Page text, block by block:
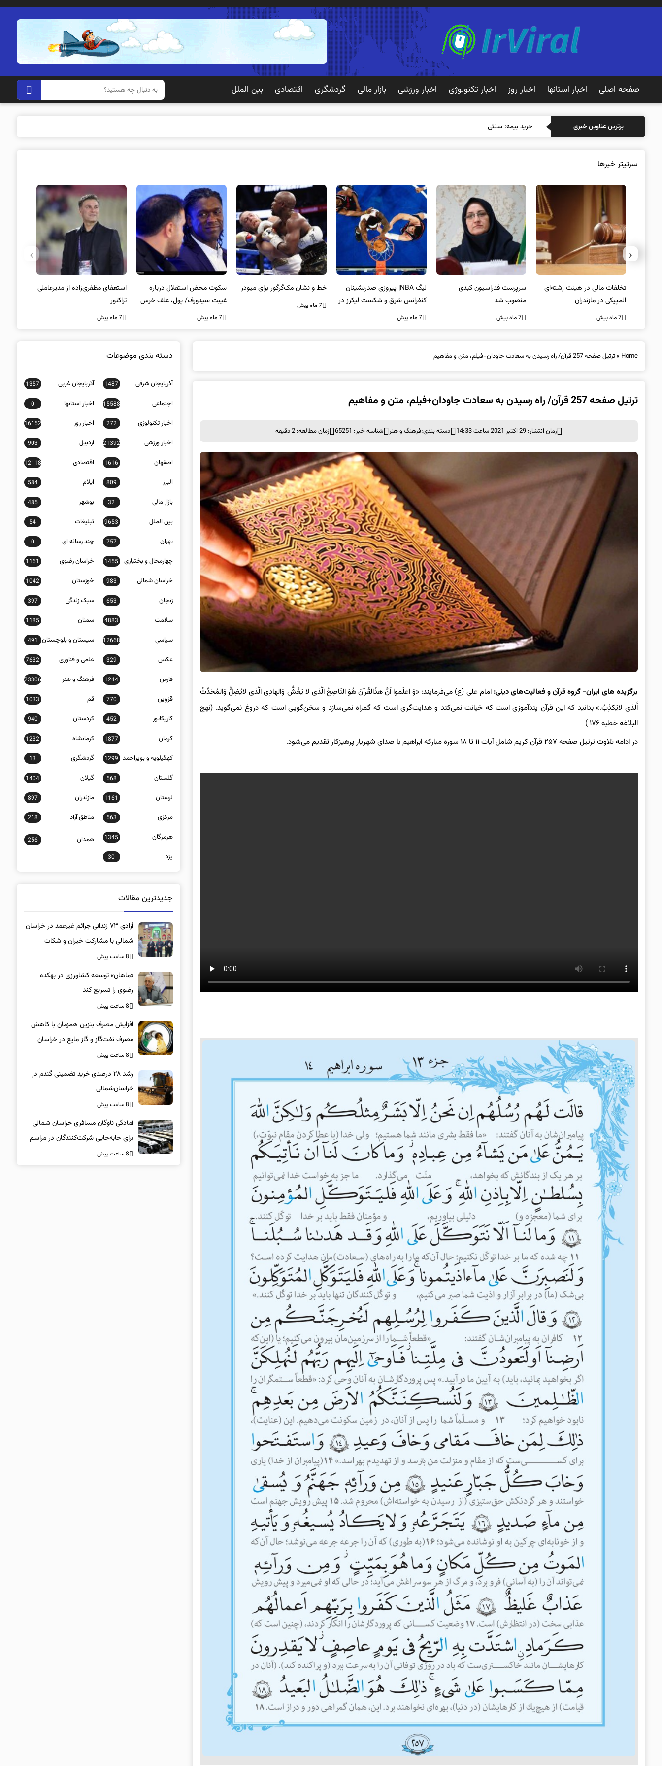
صفحه اصلی اخبار استانها اخبار روز اخبار تکنولوژی اخبار ورزشی بازار مالی گردشگری اقتصادی بین الملل
برترین عناوین خبری خرید بیمه: سنتی یا آنلاین؟ کدامیک تجربه بهتری بر
سرتیتر خبرها
تخلفات مالی در هیئت رشته‌ای
المپیکی در مازندران
7 ماه پیش
سرپرست فدراسیون کبدی
منصوب شد
7 ماه پیش
لیگ NBA| پیروزی صدرنشینان
کنفرانس شرق و شکست لیکرز در
غیاب جیمز
7 ماه پیش
خط و نشان مک‌گرگور برای میودر
7 ماه پیش
سکوت محض استقلال درباره
غیبت سیدورف/ پول، علف خرس
است؟
7 ماه پیش
استعفای مظفری‌زاده از مدیرعاملی
تراکتور
7 ماه پیش
‹
›
Home
»ترتیل صفحه 257 قرآن/ راه رسیدن به سعادت جاودان+فیلم، متن و مفاهیم
ترتیل صفحه 257 قرآن/ راه رسیدن به سعادت جاودان+فیلم، متن و مفاهیم
زمان انتشار: 29 اکتبر 2021 ساعت 14:33 دسته بندی:فرهنگ و هنر شناسه خبر: 65251 زمان مطالعه: 2 دقیقه
برگزیده های ایران- گروه قرآن و فعالیت‌های دینی: امام علی (ع) می‌فرمایند: «وَ اعلَموا اَنَّ هذَالقُرآنَ هُوَ النّاصِحُ الَّذی لا یَغُشُّ وَالهادِی الَّذی لایُضِلُّ وَالمُحَدِّثُ
اَّلذی لایَکذِبُ.» بدانید که این قرآن پندآموزی است که خیانت نمی‌کند و هدایت‌گری است که گمراه نمی‌سازد و سخن‌گویی است که دروغ نمی‌گوید. (نهج
البلاغه خطبه ۱۷۶ )
در ادامه تلاوت ترتیل صفحه ۲۵۷ قرآن کریم شامل آیات ۱۱ تا ۱۸ سوره مبارکه ابراهیم با صدای شهریار پرهیزکار تقدیم می‌شود.
دسته بندی موضوعات
آذربایجان شرقی 1487 آذربایجان غربی 1357
اجتماعی 15588 اخبار استانها 0
اخبار تکنولوژی 272 اخبار روز 16152
اخبار ورزشی 21392 اردبیل 903
اصفهان 1616 اقتصادی 12118
البرز 809 ایلام 584
بازار مالی 32 بوشهر 485
بین الملل 9653 تبلیغات 54
تهران 757 چند رسانه ای 0
چهارمحال و بختیاری 1455 خراسان رضوی 1161
خراسان شمالی 983 خوزستان 1042
زنجان 653 سبک زندگی 397
سلامت 4883 سمنان 1185
سیاسی 12668 سیستان و بلوچستان 491
عکس 329 علمی و فناوری 7632
فارس 1244 فرهنگ و هنر 23306
قزوین 770 قم 1033
کاریکاتور 452 کردستان 940
کرمان 1877 کرمانشاه 1232
کهگیلویه و بویراحمد 1299 گردشگری 13
گلستان 568 گیلان 1404
لرستان 1161 مازندران 897
مرکزی 563 مناطق آزاد 218
هرمزگان 1345 همدان 256
یزد 30
جدیدترین مقالات
آزادی ۷۳ زندانی جرائم غیرعمد در خراسان
شمالی با مشارکت خیران و شکات
8 ساعت پیش
«ماهان» توسعه کشاورزی در بهکده
رضوی را تسریع کند
8 ساعت پیش
افزایش مصرف بنزین همزمان با کاهش
مصرف نفت‌گاز و گاز مایع در خراسان
شمالی
8 ساعت پیش
رشد ۲۸ درصدی خرید تضمینی گندم در
خراسان‌شمالی
8 ساعت پیش
آمادگی ناوگان مسافری خراسان شمالی
برای جابه‌جایی شرکت‌کنندگان در مراسم
تشییع پیکر مطهر امام شهید
8 ساعت پیش